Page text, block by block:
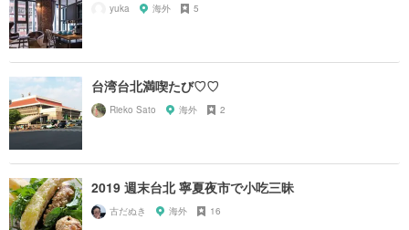
yuka 海外 5
台湾台北満喫たび♡♡
Rieko Sato 海外 2
2019 週末台北 寧夏夜市で小吃三昧
古だぬき 海外 16